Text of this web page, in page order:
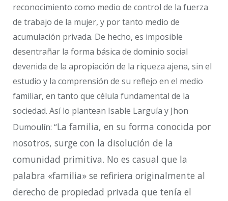
reconocimiento como medio de control de la fuerza
de trabajo de la mujer, y por tanto medio de
acumulación privada. De hecho, es imposible
desentrañar la forma básica de dominio social
devenida de la apropiación de la riqueza ajena, sin el
estudio y la comprensión de su reflejo en el medio
familiar, en tanto que célula fundamental de la
sociedad. Así lo plantean Isable Larguía y Jhon
Dumoulín: “La familia, en su forma conocida por
nosotros, surge con la disolución de la
comunidad primitiva. No es casual que la
palabra «familia» se refiriera originalmente al
derecho de propiedad privada que tenía el